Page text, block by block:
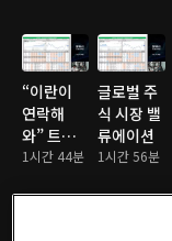
닥 0.45%
“이란이
연락해
와” 트럼
프 발언에
일제히 상
1시간 44분
글로벌 주
식 시장 밸
류에이션
1시간 56분